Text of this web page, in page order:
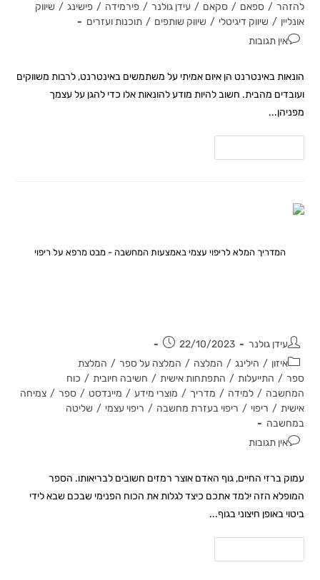
להזהר / ספאם / סקאם / עידן גולנר / פירמידה / פישינג / שיווק
אונליין / שיווק דיגיטלי / שיווק שותפים / תוכנות ועזרים
אין תגובות
הונאות באינטרנט הן איום אמיתי על משתמשים באינטרנט, לרבות משווקים
ועובדים מהבית. חשוב להיות מודע להונאות אלו כדי להגן על עצמך
מפניהן...
המדריך המלא לריפוי עצמי באמצעות המחשבה - מבט מרפא על ריפוי
עידן גולנר
22/10/2023
איזון / הילינג / המלצה / המלצה על ספר / המלצת
ספר / התייעלות / התפתחות אישית / חשיבה חיובית / כוח
המחשבה / למידה / מדריך / מוצרי מידע / מיינדסט / ספר / צמיחה
אישית / ריפוי / ריפוי בעזרת מחשבה / ריפוי עצמי / שליטה
במחשבה
אין תגובות
עמוק ברזי החיים, גוף האדם אוצר רמזים חשובים לבריאותו. הספר
המופלא הזה ילמד אתכם כיצד לגלות את הכוח הפנימי שבכם שבא לידי
ביטוי באופן חיצוני בגוף...